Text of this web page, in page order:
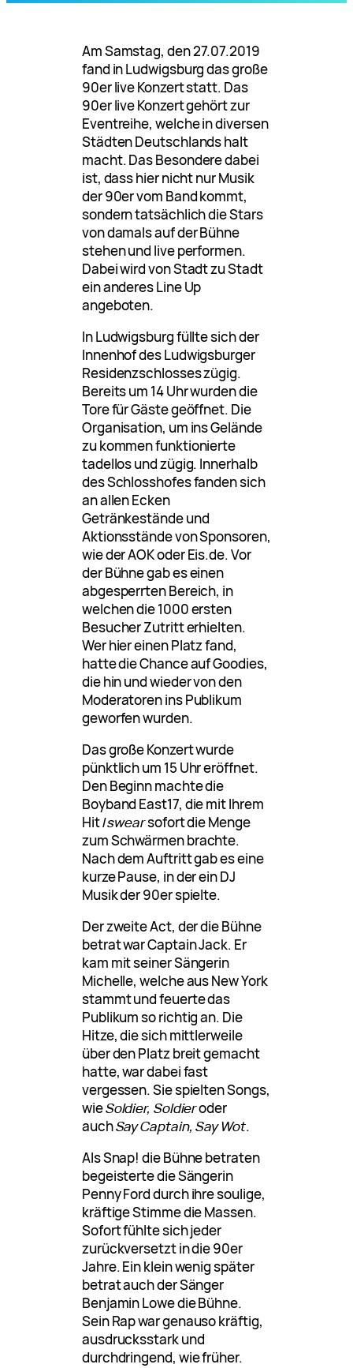
Am Samstag, den 27.07.2019
fand in Ludwigsburg das große
90er live Konzert statt. Das
90er live Konzert gehört zur
Eventreihe, welche in diversen
Städten Deutschlands halt
macht. Das Besondere dabei
ist, dass hier nicht nur Musik
der 90er vom Band kommt,
sondern tatsächlich die Stars
von damals auf der Bühne
stehen und live performen.
Dabei wird von Stadt zu Stadt
ein anderes Line Up
angeboten.
In Ludwigsburg füllte sich der
Innenhof des Ludwigsburger
Residenzschlosses zügig.
Bereits um 14 Uhr wurden die
Tore für Gäste geöffnet. Die
Organisation, um ins Gelände
zu kommen funktionierte
tadellos und zügig. Innerhalb
des Schlosshofes fanden sich
an allen Ecken
Getränkestände und
Aktionsstände von Sponsoren,
wie der AOK oder Eis.de. Vor
der Bühne gab es einen
abgesperrten Bereich, in
welchen die 1000 ersten
Besucher Zutritt erhielten.
Wer hier einen Platz fand,
hatte die Chance auf Goodies,
die hin und wieder von den
Moderatoren ins Publikum
geworfen wurden.
Das große Konzert wurde
pünktlich um 15 Uhr eröffnet.
Den Beginn machte die
Boyband East17, die mit Ihrem
HitI swearsofort die Menge
zum Schwärmen brachte.
Nach dem Auftritt gab es eine
kurze Pause, in der ein DJ
Musik der 90er spielte.
Der zweite Act, der die Bühne
betrat war Captain Jack. Er
kam mit seiner Sängerin
Michelle, welche aus New York
stammt und feuerte das
Publikum so richtig an. Die
Hitze, die sich mittlerweile
über den Platz breit gemacht
hatte, war dabei fast
vergessen. Sie spielten Songs,
wieSoldier, Soldieroder
auchSay Captain, Say Wot.
Als Snap! die Bühne betraten
begeisterte die Sängerin
Penny Ford durch ihre soulige,
kräftige Stimme die Massen.
Sofort fühlte sich jeder
zurückversetzt in die 90er
Jahre. Ein klein wenig später
betrat auch der Sänger
Benjamin Lowe die Bühne.
Sein Rap war genauso kräftig,
ausdrucksstark und
durchdringend, wie früher.